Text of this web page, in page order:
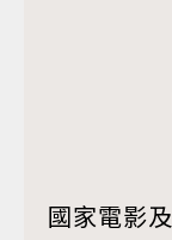
國家電影